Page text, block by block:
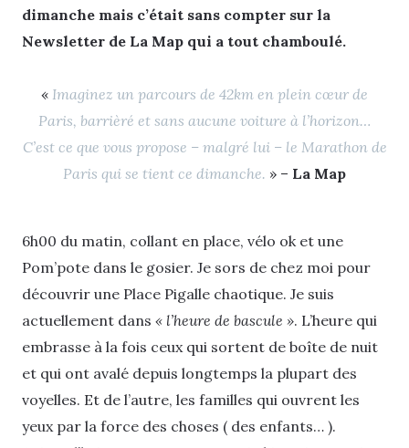
dimanche mais c’était sans compter sur la
Newsletter de La Map qui a tout chamboulé.
« Imaginez un parcours de 42km en plein cœur de
Paris, barrièré et sans aucune voiture à l’horizon…
C’est ce que vous propose – malgré lui – le Marathon de
Paris qui se tient ce dimanche. » – La Map
6h00 du matin, collant en place, vélo ok et une
Pom’pote dans le gosier. Je sors de chez moi pour
découvrir une Place Pigalle chaotique. Je suis
actuellement dans « l’heure de bascule ». L’heure qui
embrasse à la fois ceux qui sortent de boîte de nuit
et qui ont avalé depuis longtemps la plupart des
voyelles. Et de l’autre, les familles qui ouvrent les
yeux par la force des choses ( des enfants… ).